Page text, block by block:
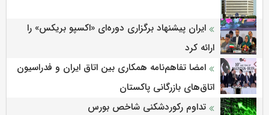
ایران پیشنهاد برگزاری دوره‌ای «اکسپو بریکس» را
ارائه کرد
امضا تفاهم‌نامه همکاری بین اتاق ایران و فدراسیون
اتاق‌های بازرگانی پاکستان
تداوم رکوردشکنی شاخص بورس